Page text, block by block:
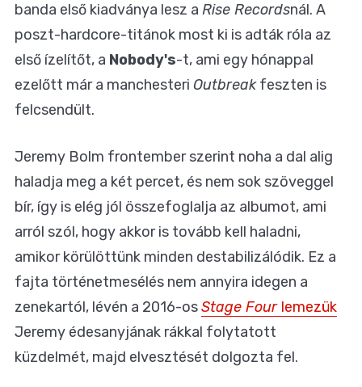
banda első kiadványa lesz a Rise Recordsnál. A
poszt-hardcore-titánok most ki is adták róla az
első ízelítőt, a Nobody's-t, ami egy hónappal
ezelőtt már a manchesteri Outbreakfeszten is
felcsendült.
Jeremy Bolm frontember szerint noha a dal alig
haladja meg a két percet, és nem sok szöveggel
bír, így is elég jól összefoglalja az albumot, ami
arról szól, hogy akkor is tovább kell haladni,
amikor körülöttünk minden destabilizálódik. Ez a
fajta történetmesélés nem annyira idegen a
zenekartól, lévén a 2016-osStage Four lemezük
Jeremy édesanyjának rákkal folytatott
küzdelmét, majd elvesztését dolgozta fel.